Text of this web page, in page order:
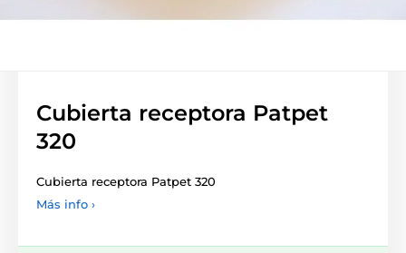
Cubierta receptora Patpet
320
Cubierta receptora Patpet 320
Más info ›